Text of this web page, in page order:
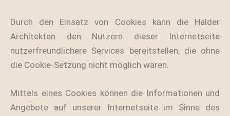
Durch den Einsatz von Cookies kann die Halder
Architekten den Nutzern dieser Internetseite
nutzerfreundlichere Services bereitstellen, die ohne
die Cookie-Setzung nicht möglich wären.
Mittels eines Cookies können die Informationen und
Angebote auf unserer Internetseite im Sinne des